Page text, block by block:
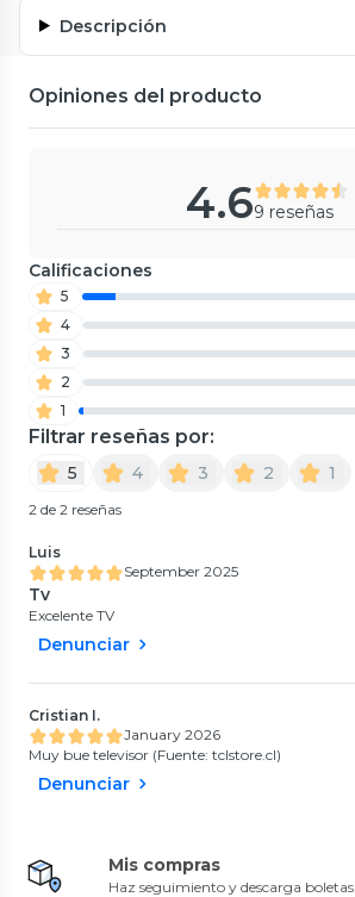
Descripción
Opiniones del producto
4.69 reseñas
Calificaciones
5
4
3
2
1
Filtrar reseñas por:
5 4 3 2 1
2 de 2 reseñas
Luis
September 2025
Tv
Excelente TV
Denunciar
Cristian I.
January 2026
Muy bue televisor (Fuente: tclstore.cl)
Denunciar
Mis compras
Haz seguimiento y descarga boletas